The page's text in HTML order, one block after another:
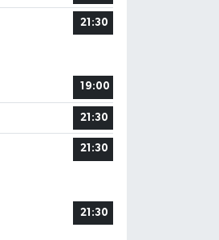
21:30
19:00
21:30
21:30
21:30